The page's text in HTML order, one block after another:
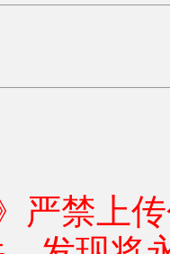
严禁上